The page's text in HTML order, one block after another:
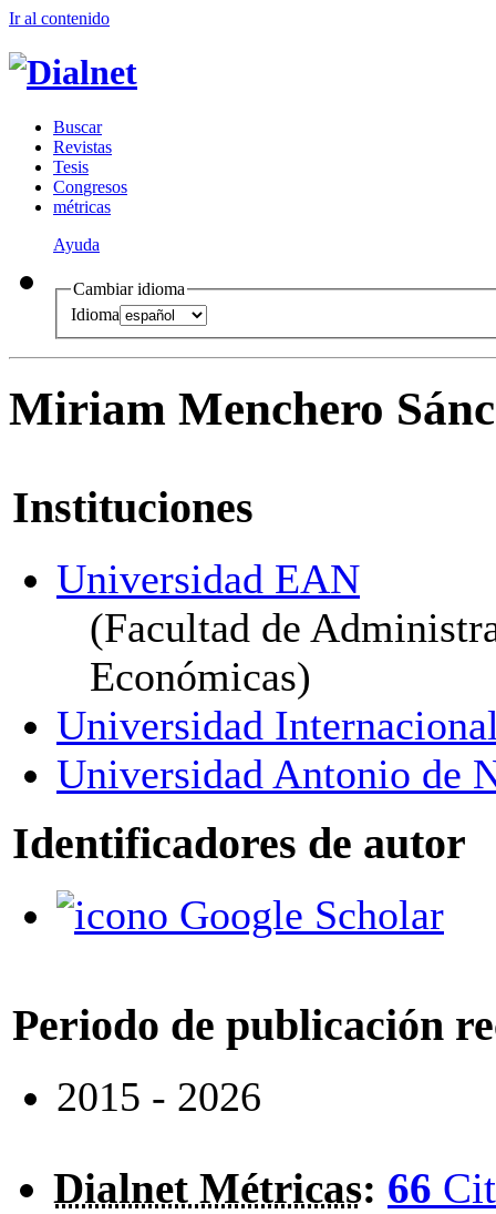
Ir al contenido
Buscar
Revistas
Tesis
Congresos
métricas
Ayuda
Cambiar idioma
Idioma
Miriam Menchero
Instituciones
Universidad EAN
(Facultad de
Económicas)
Universidad
Universidad Antonio de
Identificadores de autor
Google Scholar
Periodo de publicación
2015 - 2026
Dialnet Métricas: 66